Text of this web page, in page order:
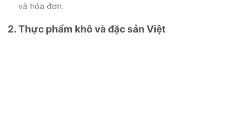
và hóa đơn.
2. Thực phẩm khô và đặc sản Việt